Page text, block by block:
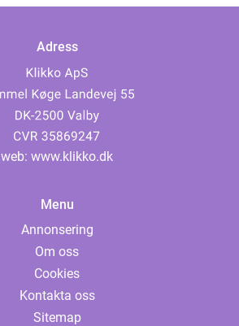
Adress
web: www.klikko.dk
Menu
Annonsering
Om oss
Cookies
Kontakta oss
Sitemap